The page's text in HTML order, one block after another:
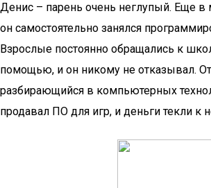
Денис – парень очень неглупый. Еще в
он самостоятельно занялся
Взрослые постоянно обращались к
помощью, и он никому не отказывал.
разбирающийся в компьютерных
продавал ПО для игр, и деньги текли к